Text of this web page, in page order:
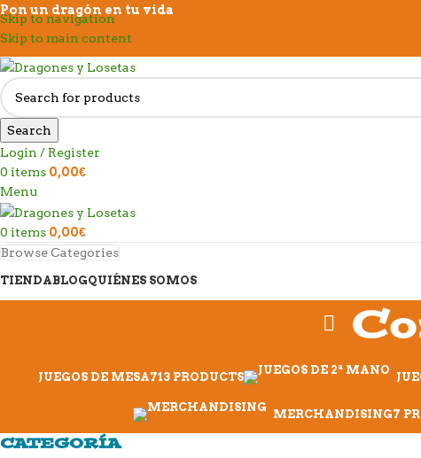
Skip to navigation
Skip to main content
Pon un dragón en tu vida
Search
Login / Register
0 items 0,00€
Menu
0 items 0,00€
Browse Categories
TIENDABLOGQUIÉNES SOMOS
JUEGOS DE MESA713 PRODUCTS
MERCHANDISING7
CATEGORÍA